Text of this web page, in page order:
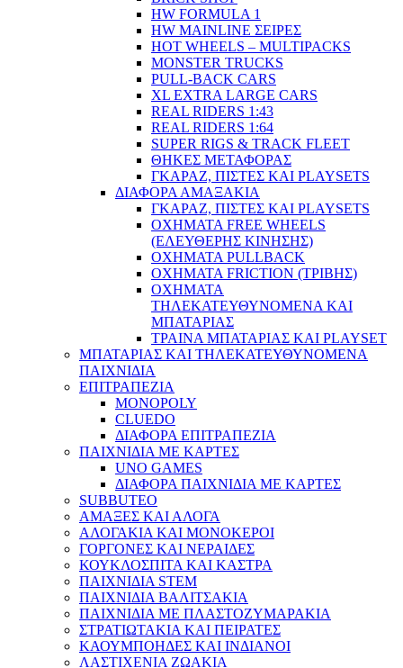
HW FORMULA 1
HW MAINLINE ΣΕΙΡΕΣ
HOT WHEELS – MULTIPACKS
MONSTER TRUCKS
PULL-BACK CARS
XL EXTRA LARGE CARS
REAL RIDERS 1:43
REAL RIDERS 1:64
SUPER RIGS & TRACK FLEET
ΘΗΚΕΣ ΜΕΤΑΦΟΡΑΣ
ΓΚΑΡΑΖ, ΠΙΣΤΕΣ ΚΑΙ PLAYSETS
ΔΙΑΦΟΡΑ ΑΜΑΞΑΚΙΑ
ΓΚΑΡΑΖ, ΠΙΣΤΕΣ ΚΑΙ PLAYSETS
ΟΧΗΜΑΤΑ FREE WHEELS
(ΕΛΕΥΘΕΡΗΣ ΚΙΝΗΣΗΣ)
ΟΧΗΜΑΤΑ PULLBACK
ΟΧΗΜΑΤΑ FRICTION (ΤΡΙΒΗΣ)
ΟΧΗΜΑΤΑ
ΤΗΛΕΚΑΤΕΥΘΥΝΟΜΕΝΑ ΚΑΙ
ΜΠΑΤΑΡΙΑΣ
ΤΡΑΙΝΑ ΜΠΑΤΑΡΙΑΣ ΚΑΙ PLAYSET
ΜΠΑΤΑΡΙΑΣ ΚΑΙ ΤΗΛΕΚΑΤΕΥΘΥΝΟΜΕΝΑ
ΠΑΙΧΝΙΔΙΑ
ΕΠΙΤΡΑΠΕΖΙΑ
MONOPOLY
CLUEDO
ΔΙΑΦΟΡΑ ΕΠΙΤΡΑΠΕΖΙΑ
ΠΑΙΧΝΙΔΙΑ ΜΕ ΚΑΡΤΕΣ
UNO GAMES
ΔΙΑΦΟΡΑ ΠΑΙΧΝΙΔΙΑ ΜΕ ΚΑΡΤΕΣ
SUBBUTEO
ΑΜΑΞΕΣ ΚΑΙ ΑΛΟΓΑ
ΑΛΟΓΑΚΙΑ ΚΑΙ ΜΟΝΟΚΕΡΟΙ
ΓΟΡΓΟΝΕΣ ΚΑΙ ΝΕΡΑΙΔΕΣ
ΚΟΥΚΛΟΣΠΙΤΑ ΚΑΙ ΚΑΣΤΡΑ
ΠΑΙΧΝΙΔΙΑ STEM
ΠΑΙΧΝΙΔΙΑ ΒΑΛΙΤΣΑΚΙΑ
ΠΑΙΧΝΙΔΙΑ ΜΕ ΠΛΑΣΤΟΖΥΜΑΡΑΚΙΑ
ΣΤΡΑΤΙΩΤΑΚΙΑ ΚΑΙ ΠΕΙΡΑΤΕΣ
ΚΑΟΥΜΠΟΗΔΕΣ ΚΑΙ ΙΝΔΙΑΝΟΙ
ΛΑΣΤΙΧΕΝΙΑ ΖΩΑΚΙΑ